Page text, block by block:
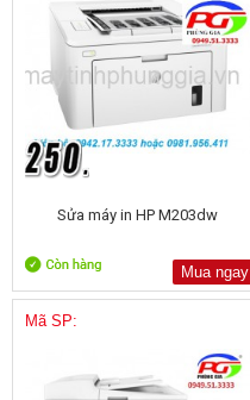
Sửa máy in HP M203dw
Mua ngay
Mã SP: